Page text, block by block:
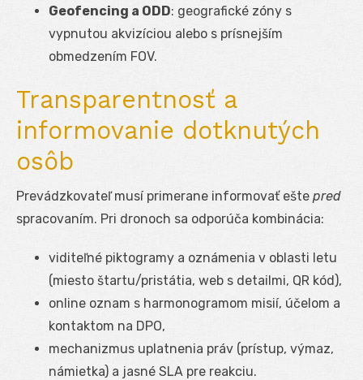
Geofencing a ODD: geografické zóny s
vypnutou akvizíciou alebo s prísnejším
obmedzením FOV.
Transparentnosť a
informovanie dotknutých
osôb
Prevádzkovateľ musí primerane informovať ešte pred
spracovaním. Pri dronoch sa odporúča kombinácia:
viditeľné piktogramy a oznámenia v oblasti letu
(miesto štartu/pristátia, web s detailmi, QR kód),
online oznam s harmonogramom misií, účelom a
kontaktom na DPO,
mechanizmus uplatnenia práv (prístup, výmaz,
námietka) a jasné SLA pre reakciu.